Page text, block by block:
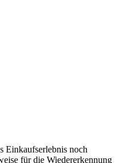
Einkaufserlebnis noch
für die Wiedererkennung